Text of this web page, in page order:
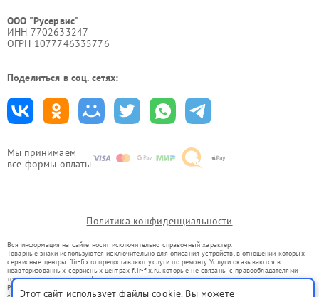
Мы принимаем
все формы оплаты
ООО "Русервис"
ИНН 7702633247
ОГРН 1077746335776
Поделиться в соц. сетях:
Политика конфиденциальности
Вся информация на сайте носит исключительно справочный характер.
Товарные знаки используются исключительно для описания устройств, в отношении которых
сервисные центры flir-fix.ru предоставляют услуги по ремонту. Услуги оказываются в
неавторизованных сервисных центрах flir-fix.ru, которые не связаны с правообладателями
товарных знаков или их официальными представителями.
Ремонт осуществляется для устройств, уже введенных в гражданский оборот в соответствии
Этот сайт использует файлы cookie. Вы можете